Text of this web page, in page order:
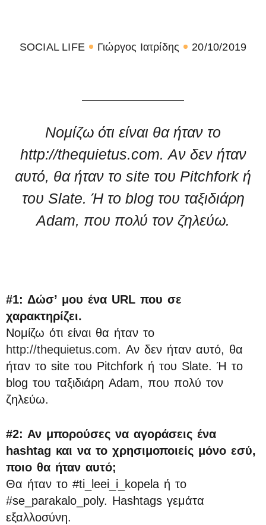
SOCIAL LIFE Γιώργος Ιατρίδης 20/10/2019
Νομίζω ότι είναι θα ήταν το
http://thequietus.com. Αν δεν ήταν
αυτό, θα ήταν το site του Pitchfork ή
του Slate. Ή το blog του ταξιδιάρη
Adam, που πολύ τον ζηλεύω.
#1: Δώσ’ μου ένα URL που σε
χαρακτηρίζει.
Νομίζω ότι είναι θα ήταν το
http://thequietus.com. Αν δεν ήταν αυτό, θα
ήταν το site του Pitchfork ή του Slate. Ή το
blog του ταξιδιάρη Adam, που πολύ τον
ζηλεύω.
#2: Αν μπορούσες να αγοράσεις ένα
hashtag και να το χρησιμοποιείς μόνο εσύ,
ποιο θα ήταν αυτό;
Θα ήταν το #ti_leei_i_kopela ή το
#se_parakalo_poly. Hashtags γεμάτα
εξαλλοσύνη.